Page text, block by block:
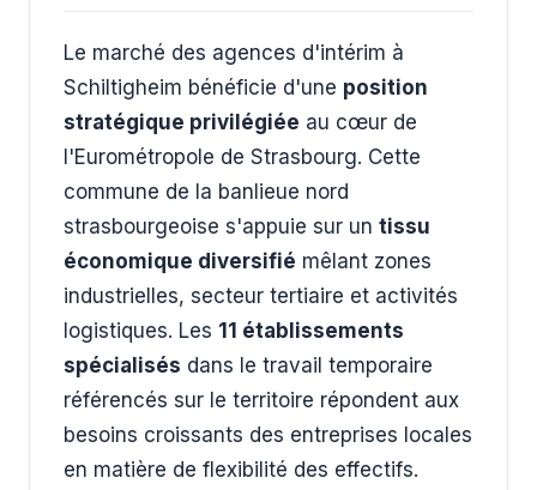
Le marché des agences d'intérim à
Schiltigheim bénéficie d'une position
stratégique privilégiée au cœur de
l'Eurométropole de Strasbourg. Cette
commune de la banlieue nord
strasbourgeoise s'appuie sur un tissu
économique diversifié mêlant zones
industrielles, secteur tertiaire et activités
logistiques. Les 11 établissements
spécialisés dans le travail temporaire
référencés sur le territoire répondent aux
besoins croissants des entreprises locales
en matière de flexibilité des effectifs.